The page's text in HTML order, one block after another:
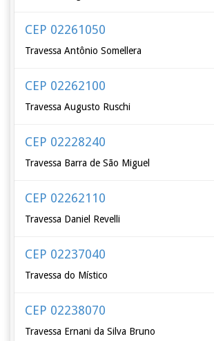
CEP 02261050
Travessa Antônio Somellera
CEP 02262100
Travessa Augusto Ruschi
CEP 02228240
Travessa Barra de São Miguel
CEP 02262110
Travessa Daniel Revelli
CEP 02237040
Travessa do Místico
CEP 02238070
Travessa Ernani da Silva Bruno